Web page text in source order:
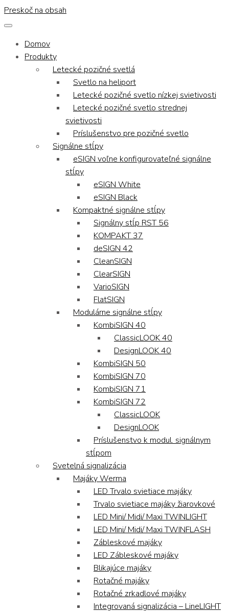
Preskoč na obsah
Domov
Produkty
Letecké pozičné svetlá
Svetlo na heliport
Letecké pozičné svetlo nízkej svietivosti
Letecké pozičné svetlo strednej
svietivosti
Príslušenstvo pre pozičné svetlo
Signálne stĺpy
eSIGN voľne konfigurovateľné signálne
stĺpy
eSIGN White
eSIGN Black
Kompaktné signálne stĺpy
Signálny stĺp RST 56
KOMPAKT 37
deSIGN 42
CleanSIGN
ClearSIGN
VarioSIGN
FlatSIGN
Modulárne signálne stĺpy
KombiSIGN 40
ClassicLOOK 40
DesignLOOK 40
KombiSIGN 50
KombiSIGN 70
KombiSIGN 71
KombiSIGN 72
ClassicLOOK
DesignLOOK
Príslušenstvo k modul. signálnym
stĺpom
Svetelná signalizácia
Majáky Werma
LED Trvalo svietiace majáky
Trvalo svietiace majáky žiarovkové
LED Mini/ Midi/ Maxi TWINLIGHT
LED Mini/ Midi/ Maxi TWINFLASH
Zábleskové majáky
LED Zábleskové majáky
Blikajúce majáky
Rotačné majáky
Rotačné zrkadlové majáky
Integrovaná signalizácia – LineLIGHT